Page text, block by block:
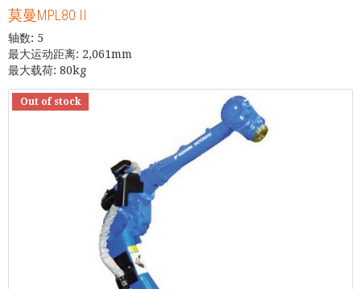
莫曼MPL80 II
轴数: 5
最大运动距离: 2,061mm
最大载荷: 80kg
Out of stock